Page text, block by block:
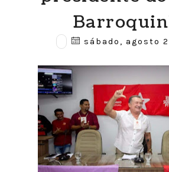
sábado, agosto